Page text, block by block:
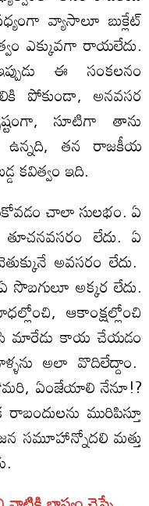
వ్యాసాలూ బుక్లేట్
ఎక్కువగా రాయలేదు.
ఈ సంకలనం
పోకుండా, అనవసర
సూటిగా తాను
ఉన్నది, తన రాజకీయ
కవిత్వం ఇది.
చాలా సులభం. ఏ
లేదు. ఏ
అవసరం లేదు.
సొబగులూ అక్కర లేదు.
ఆకాంక్షల్లోంచి
మారేడు కాయ చేయడం
అలా వొదిలేద్దాం.
ఏంజేయాలి నేనూ!?
మురిపిస్తూ
సమూహాన్నోదలి మత్తు